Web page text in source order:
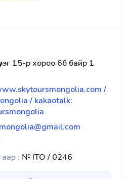
15-р хороо 6б байр 1
/
/ kakaotalk:
: № ITO / 0246